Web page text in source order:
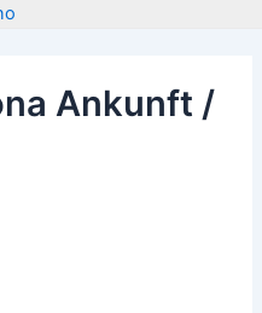
Ankunft /